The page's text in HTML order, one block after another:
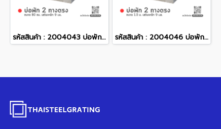
รหัสสินค้า : 2004043 บ่อพักคอนกรีต 2 ทางตรง ขนาด 80 ซม. เสริมเหล็ก 9 มม. รหัสสินค้า : 2004046 บ่อพักคอนกรีต 2 ทางตรง ขนาด 1.5 ม. เสริมเหล็ก 9 มม.